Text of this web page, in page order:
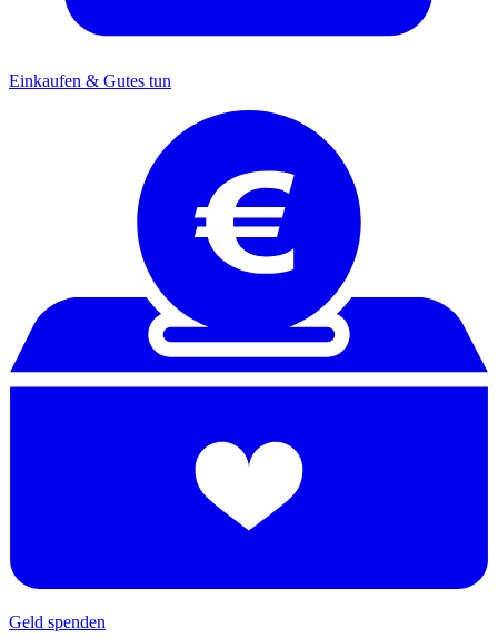
Einkaufen & Gutes tun
Geld spenden